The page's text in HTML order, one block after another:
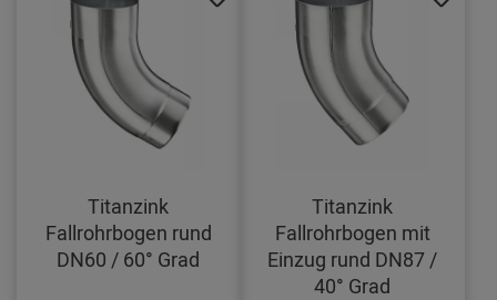
Titanzink
Fallrohrbogen rund
DN60 / 60° Grad
Titanzink
Fallrohrbogen mit
Einzug rund DN87 /
40° Grad